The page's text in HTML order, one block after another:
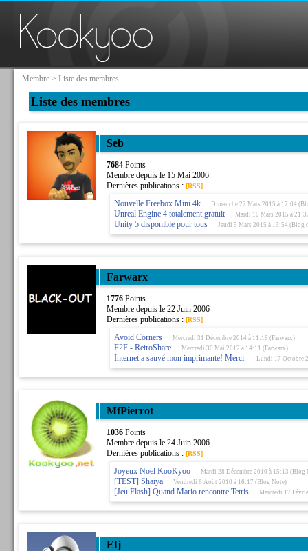
Membre> Liste des membres
Liste des membres
Seb
7684Points
Membre depuis le 15 Mai 2006
Dernières publications : [RSS]
Nouvelle Freebox Mini 4k Dimanche 22 Mars 2015 à 17:04
Unreal Engine 4 totalement gratuit Mardi 10 Mars 2015 à
Unity 5 disponible pour tous Jeudi 5 Mars 2015 à 13:54 (Blog
Farwarx
1776Points
Membre depuis le 22 Juin 2006
Dernières publications : [RSS]
Avoid Corners Mercredi 31 Décembre 2014 à 11:18 (Farwarx)
F2F - RetroShare Mercredi 30 Mai 2012 à 14:11 (Farwarx)
Internet a sauvé mon imprimante! Merci. Lundi 17 Octobre
MfPierrot
1036Points
Membre depuis le 24 Juin 2006
Dernières publications : [RSS]
Joyeux Noel KooKyoo Mardi 28 Décembre 2010 à 15:13 (Blog
[TEST] Shaiya Vendredi 6 Août 2010 à 16:17 (Blog Note)
[Jeu Flash] Quand Mario rencontre Tetris Mercredi 17
Etj